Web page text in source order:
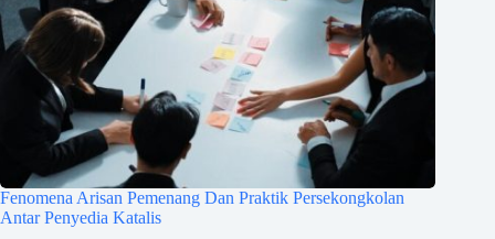
Fenomena Arisan Pemenang Dan Praktik Persekongkolan
Antar Penyedia Katalis